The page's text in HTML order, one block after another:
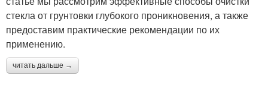
стекла от грунтовки глубокого проникновения, а также
предоставим практические рекомендации по их
применению.
читать дальше →